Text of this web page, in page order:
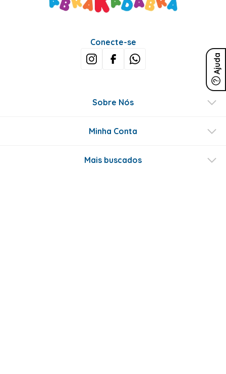
Ajuda
Conecte-se
Sobre Nós
Minha Conta
Mais buscados